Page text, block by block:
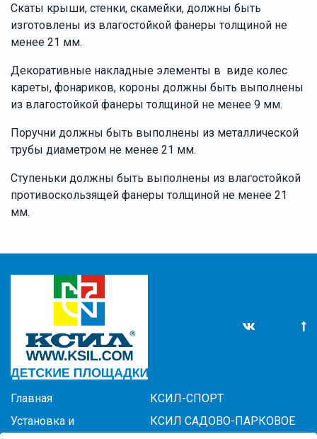
Скаты крыши, стенки, скамейки, должны быть
изготовлены из влагостойкой фанеры толщиной не
менее 21 мм.
Декоративные накладные элементы в виде колес
кареты, фонариков, короны должны быть выполнены
из влагостойкой фанеры толщиной не менее 9 мм.
Поручни должны быть выполнены из металлической
трубы диаметром не менее 21 мм.
Ступеньки должны быть выполнены из влагостойкой
противоскользящей фанеры толщиной не менее 21
мм.
Главная
Установка и
КСИЛ-СПОРТ
КСИЛ САДОВО-ПАРКОВОЕ